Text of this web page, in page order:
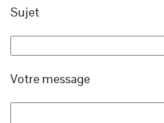
Sujet
Votre message